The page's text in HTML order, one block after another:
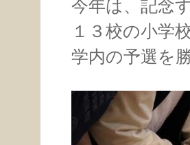
今年は、記念
１３校の小学
学内の予選を